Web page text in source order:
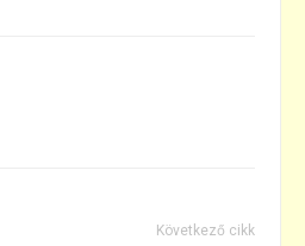
Következő cikk